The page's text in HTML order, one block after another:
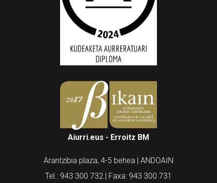
Aiurri.eus - Erroitz BM
Arantzibia plaza, 4-5 behea | ANDOAIN
Tel.: 943 300 732 | Faxa: 943 300 731